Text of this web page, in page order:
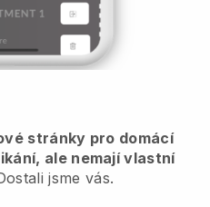
stránky pro domácí
ale nemají vlastní
jsme vás.